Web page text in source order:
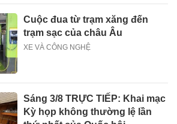
Cuộc đua từ trạm xăng đến
trạm sạc của châu Âu
XE VÀ CÔNG NGHỆ
Sáng 3/8 TRỰC TIẾP: Khai mạc
Kỳ họp không thường lệ lần